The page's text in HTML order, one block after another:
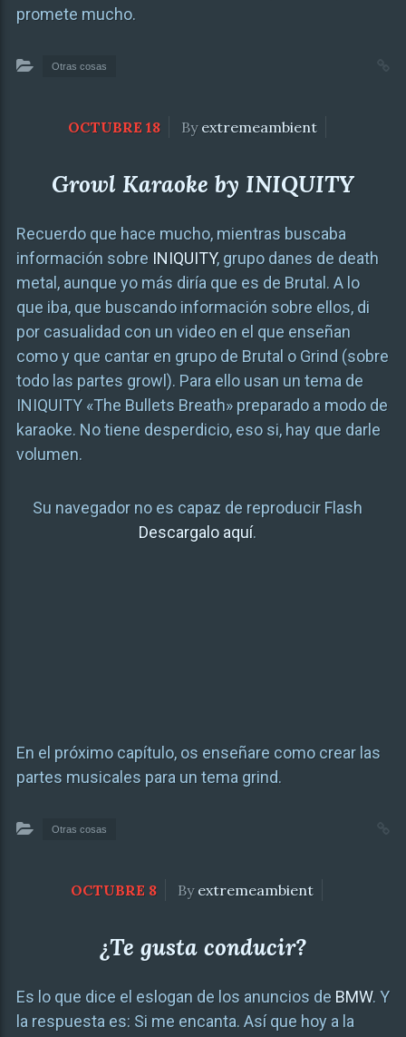
promete mucho.
Otras cosas
OCTUBRE 18 By extremeambient
Growl Karaoke by INIQUITY
Recuerdo que hace mucho, mientras buscaba
información sobre INIQUITY, grupo danes de death
metal, aunque yo más diría que es de Brutal. A lo
que iba, que buscando información sobre ellos, di
por casualidad con un video en el que enseñan
como y que cantar en grupo de Brutal o Grind (sobre
todo las partes growl). Para ello usan un tema de
INIQUITY «The Bullets Breath» preparado a modo de
karaoke. No tiene desperdicio, eso si, hay que darle
volumen.
Su navegador no es capaz de reproducir Flash
Descargalo aquí.
En el próximo capítulo, os enseñare como crear las
partes musicales para un tema grind.
Otras cosas
OCTUBRE 8 By extremeambient
¿Te gusta conducir?
Es lo que dice el eslogan de los anuncios de BMW. Y
la respuesta es: Si me encanta. Así que hoy a la